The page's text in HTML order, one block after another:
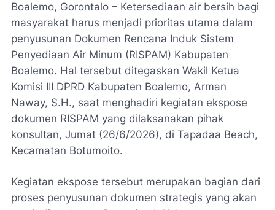
Boalemo, Gorontalo – Ketersediaan air bersih bagi
masyarakat harus menjadi prioritas utama dalam
penyusunan Dokumen Rencana Induk Sistem
Penyediaan Air Minum (RISPAM) Kabupaten
Boalemo. Hal tersebut ditegaskan Wakil Ketua
Komisi III DPRD Kabupaten Boalemo, Arman
Naway, S.H., saat menghadiri kegiatan ekspose
dokumen RISPAM yang dilaksanakan pihak
konsultan, Jumat (26/6/2026), di Tapadaa Beach,
Kecamatan Botumoito.
Kegiatan ekspose tersebut merupakan bagian dari
proses penyusunan dokumen strategis yang akan